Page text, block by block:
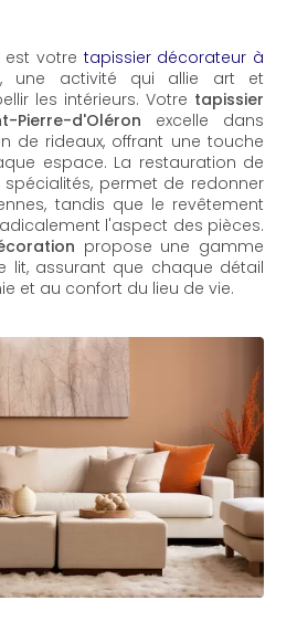
est votre tapissier décorateur à
, une activité qui allie art et
les intérieurs. Votre tapissier
d'Oléron excelle dans
de rideaux, offrant une touche
espace. La restauration de
permet de redonner
tandis que le revêtement
l'aspect des pièces.
propose une gamme
lit, assurant que chaque détail
et au confort du lieu de vie.